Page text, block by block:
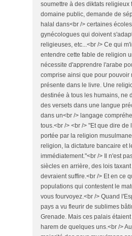
soumettre à des diktats religieux
domaine public, demande de
halal dans<br /> certaines
gynécologues qui doivent
religieuses, etc...<br /> Ce qui
entendre cette fable de religion
nécessite d'apprendre l'arabe
comprise ainsi que pour pouvoir
présente dans le livre. Une
destinée à tous les humains, ne
des versets dans une langue
dans un<br /> langage
tous.<br /> <br /> "Et que dire
portée par la religion
religion, la dictature bancaire et
immédiatement."<br /> Il n'est
siècles en arrière, des lois
devraient suffire.<br /> Et en ce
populations qui contestent le
vous fourvoyez.<br /> Quand
pays a vu fleurir de sublimes
Grenade. Mais ces palais
harem de quelques uns.<br />